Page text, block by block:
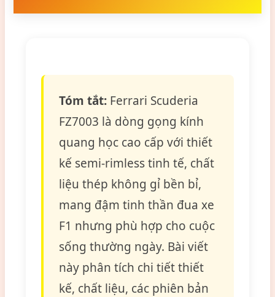
Tóm tắt:Ferrari Scuderia
FZ7003 là dòng gọng kính
quang học cao cấp với thiết
kế semi-rimless tinh tế, chất
liệu thép không gỉ bền bỉ,
mang đậm tinh thần đua xe
F1 nhưng phù hợp cho cuộc
sống thường ngày. Bài viết
này phân tích chi tiết thiết
kế, chất liệu, các phiên bản